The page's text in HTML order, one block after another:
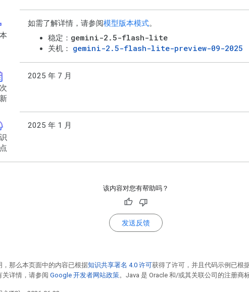
如需了解详情，请参阅模型版本模式。
稳定： gemini-2.5-flash-lite
关机： gemini-2.5-flash-lite-preview-09-2025
2025 年 7 月
2025 年 1 月
该内容对您有帮助吗？
发送反馈
，那么本页面中的内容已根据知识共享署名 4.0 许可获得了许可，并且代码示例已根
关详情，请参阅 Google 开发者网站政策。Java 是 Oracle 和/或其关联公司的注册商